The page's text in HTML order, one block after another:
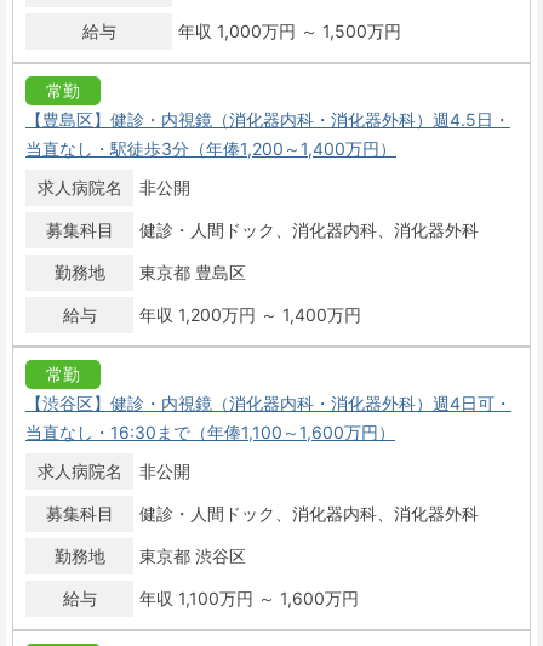
給与 年収 1,000万円 ～ 1,500万円
常勤
【豊島区】健診・内視鏡（消化器内科・消化器外科）週4.5日・
当直なし・駅徒歩3分（年俸1,200～1,400万円）
求人病院名
非公開
募集科目 健診・人間ドック 消化器内科 消化器外科
勤務地 東京都 豊島区
給与 年収 1,200万円 ～ 1,400万円
常勤
【渋谷区】健診・内視鏡（消化器内科・消化器外科）週4日可・
当直なし・16:30まで（年俸1,100～1,600万円）
求人病院名
非公開
募集科目 健診・人間ドック 消化器内科 消化器外科
勤務地 東京都 渋谷区
給与 年収 1,100万円 ～ 1,600万円